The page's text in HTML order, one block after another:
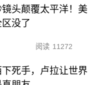
头颠覆太平洋！美
没了
阅读 11272
死手，卢拉让世界